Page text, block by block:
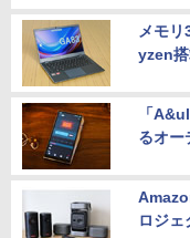
メモリ
yzen
「
るオー
ロジェ